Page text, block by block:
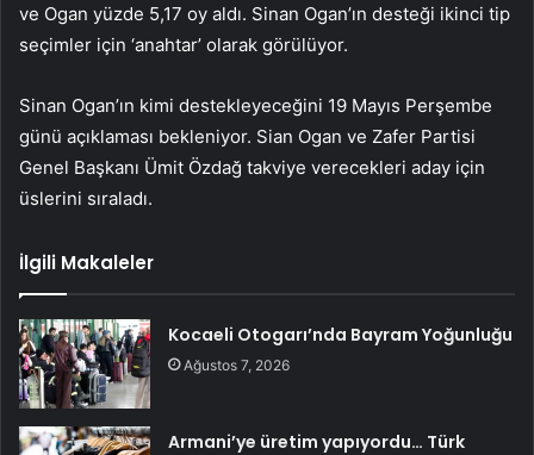
ve Ogan yüzde 5,17 oy aldı. Sinan Ogan’ın desteği ikinci tip
seçimler için ‘anahtar’ olarak görülüyor.
Sinan Ogan’ın kimi destekleyeceğini 19 Mayıs Perşembe
günü açıklaması bekleniyor. Sian Ogan ve Zafer Partisi
Genel Başkanı Ümit Özdağ takviye verecekleri aday için
üslerini sıraladı.
İlgili Makaleler
Kocaeli Otogarı’nda Bayram Yoğunluğu
Ağustos 7, 2026
Armani’ye üretim yapıyordu… Türk